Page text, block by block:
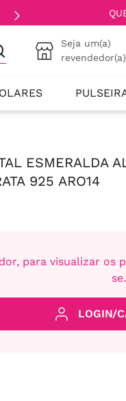
Seja um(a)
revendedor(a)
ESMERALDA
925 ARO14
para visualizar os
se.
LOGIN/